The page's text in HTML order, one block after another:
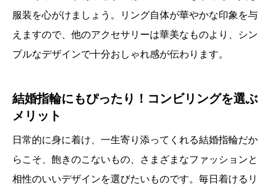
服装を心がけましょう。リング自体が華やかな印象を与
えますので、他のアクセサリーは華美なものより、シン
プルなデザインで十分おしゃれ感が伝わります。
結婚指輪にもぴったり！コンビリングを選ぶ
メリット
日常的に身に着け、一生寄り添ってくれる結婚指輪だか
らこそ、飽きのこないもの、さまざまなファッションと
相性のいいデザインを選びたいものです。毎日着けるリ